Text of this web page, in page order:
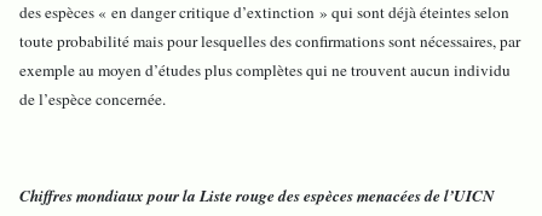
des espèces « en danger critique d’extinction » qui sont déjà éteintes selon
toute probabilité mais pour lesquelles des confirmations sont nécessaires, par
exemple au moyen d’études plus complètes qui ne trouvent aucun individu
de l’espèce concernée.
Chiffres mondiaux pour la Liste rouge des espèces menacées de l’UICN